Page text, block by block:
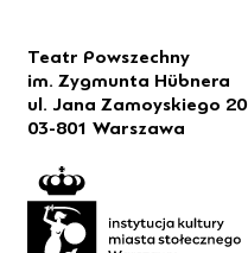
Teatr Powszechny
im. Zygmunta Hübnera
ul. Jana Zamoyskiego 20
03-801 Warszawa